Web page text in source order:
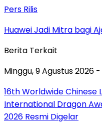
Pers Rilis
Huawei Jadi Mitra bagi
Berita Terkait
Minggu, 9 Agustus 2026 -
16th Worldwide Chinese
International Dragon
2026 Resmi Digelar